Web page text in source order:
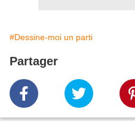
#Dessine-moi un parti
Partager